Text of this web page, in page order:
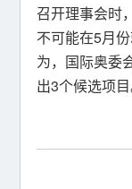
召开理事会时
不可能在5月
为，国际奥委
出3个候选项目